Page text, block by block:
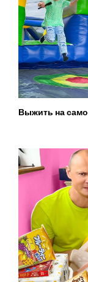
Выжить на